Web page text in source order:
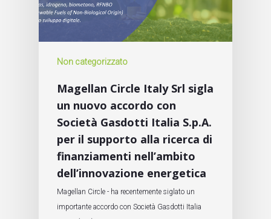
Non categorizzato
Magellan Circle Italy Srl sigla
un nuovo accordo con
Società Gasdotti Italia S.p.A.
per il supporto alla ricerca di
finanziamenti nell’ambito
dell’innovazione energetica
Magellan Circle - ha recentemente siglato un
importante accordo con Società Gasdotti Italia